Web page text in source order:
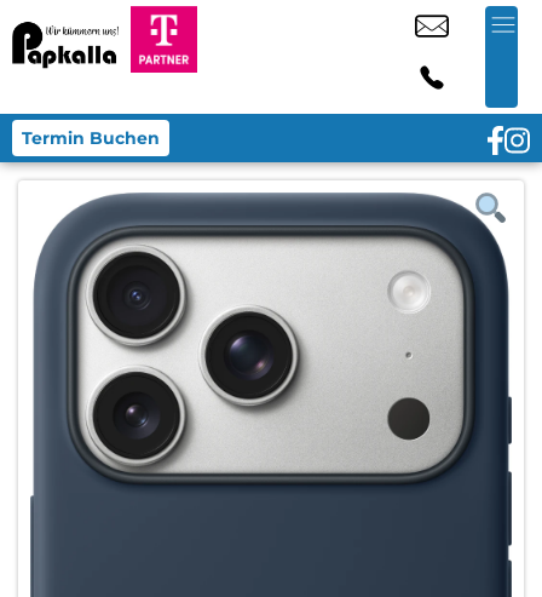
Termin Buchen